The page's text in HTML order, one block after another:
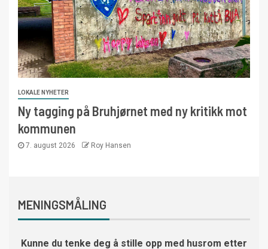
LOKALE NYHETER
Ny tagging på Bruhjørnet med ny kritikk mot
kommunen
7. august 2026 Roy Hansen
MENINGSMÅLING
Kunne du tenke deg å stille opp med husrom etter